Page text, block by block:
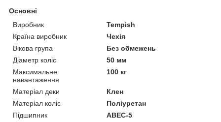
Основні
Виробник
Tempish
Країна виробник
Чехія
Вікова група
Без обмежень
Діаметр коліс
50 мм
Максимальне
навантаження
100 кг
Матеріал деки
Клен
Матеріал коліс
Поліуретан
Підшипник
ABEC-5